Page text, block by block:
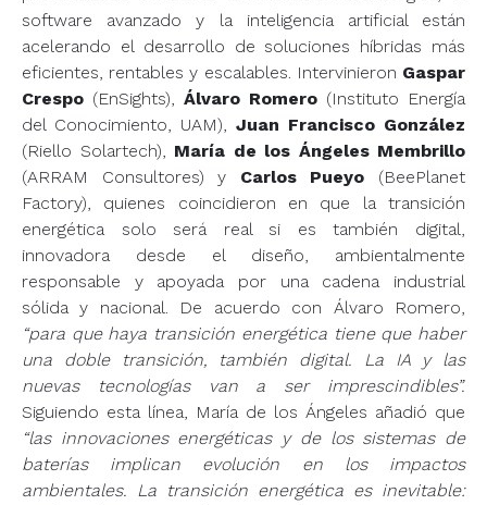
software avanzado y la inteligencia artificial están
acelerando el desarrollo de soluciones híbridas más
eficientes, rentables y escalables. Intervinieron Gaspar
Crespo (EnSights), Álvaro Romero (Instituto Energía
del Conocimiento, UAM), Juan Francisco González
(Riello Solartech), María de los Ángeles Membrillo
(ARRAM Consultores) y Carlos Pueyo (BeePlanet
Factory), quienes coincidieron en que la transición
energética solo será real si es también digital,
innovadora desde el diseño, ambientalmente
responsable y apoyada por una cadena industrial
sólida y nacional. De acuerdo con Álvaro Romero,
“para que haya transición energética tiene que haber
una doble transición, también digital. La IA y las
nuevas tecnologías van a ser imprescindibles”.
Siguiendo esta línea, María de los Ángeles añadió que
“las innovaciones energéticas y de los sistemas de
baterías implican evolución en los impactos
ambientales. La transición energética es inevitable: